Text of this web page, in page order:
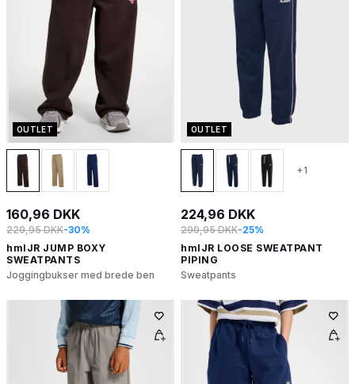
OUTLET
160,96 DKK
229,95 DKK-30%
hmlJR JUMP BOXY
SWEATPANTS
Joggingbukser med brede ben
OUTLET
+1
224,96 DKK
299,95 DKK-25%
hmlJR LOOSE SWEATPANT
PIPING
Sweatpants